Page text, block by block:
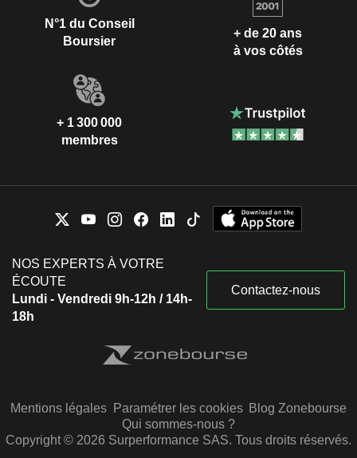
N°1 du Conseil
Boursier
+ de 20 ans
à vos côtés
+ 1 300 000
membres
NOS EXPERTS À VOTRE
ÉCOUTE
Lundi - Vendredi 9h-12h / 14h-
18h
Contactez-nous
Mentions légales Paramétrer les cookies Blog Zonebourse
Qui sommes-nous ?
Copyright © 2026 Surperformance SAS. Tous droits réservés.